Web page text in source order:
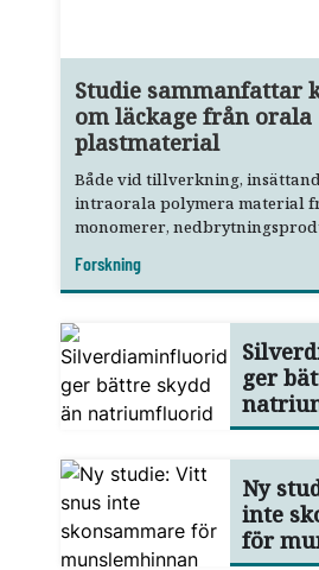
Studie sammanfattar
om läckage från orala
plastmaterial
Både vid tillverkning,
intraorala polymera material
monomerer,
Forskning
ger
Ny
inte
för